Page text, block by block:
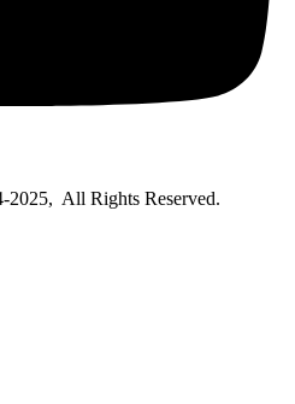
2025, All Rights Reserved.